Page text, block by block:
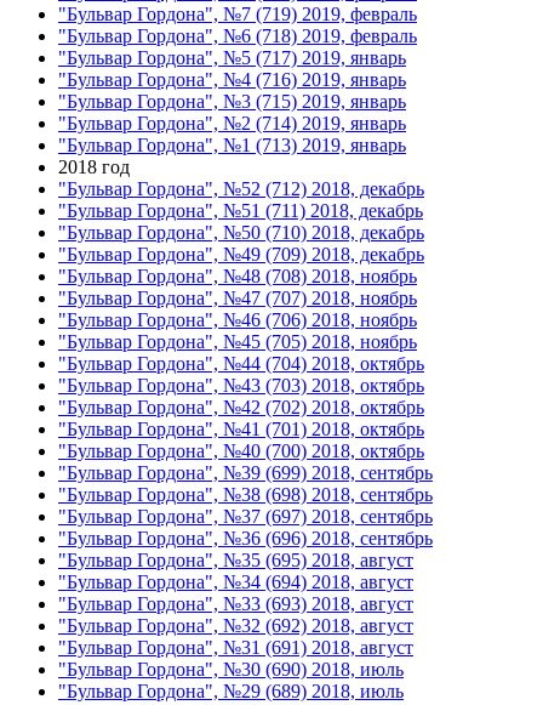
"Бульвар Гордона", №7 (719) 2019, февраль
"Бульвар Гордона", №6 (718) 2019, февраль
"Бульвар Гордона", №5 (717) 2019, январь
"Бульвар Гордона", №4 (716) 2019, январь
"Бульвар Гордона", №3 (715) 2019, январь
"Бульвар Гордона", №2 (714) 2019, январь
"Бульвар Гордона", №1 (713) 2019, январь
2018 год
"Бульвар Гордона", №52 (712) 2018, декабрь
"Бульвар Гордона", №51 (711) 2018, декабрь
"Бульвар Гордона", №50 (710) 2018, декабрь
"Бульвар Гордона", №49 (709) 2018, декабрь
"Бульвар Гордона", №48 (708) 2018, ноябрь
"Бульвар Гордона", №47 (707) 2018, ноябрь
"Бульвар Гордона", №46 (706) 2018, ноябрь
"Бульвар Гордона", №45 (705) 2018, ноябрь
"Бульвар Гордона", №44 (704) 2018, октябрь
"Бульвар Гордона", №43 (703) 2018, октябрь
"Бульвар Гордона", №42 (702) 2018, октябрь
"Бульвар Гордона", №41 (701) 2018, октябрь
"Бульвар Гордона", №40 (700) 2018, октябрь
"Бульвар Гордона", №39 (699) 2018, сентябрь
"Бульвар Гордона", №38 (698) 2018, сентябрь
"Бульвар Гордона", №37 (697) 2018, сентябрь
"Бульвар Гордона", №36 (696) 2018, сентябрь
"Бульвар Гордона", №35 (695) 2018, август
"Бульвар Гордона", №34 (694) 2018, август
"Бульвар Гордона", №33 (693) 2018, август
"Бульвар Гордона", №32 (692) 2018, август
"Бульвар Гордона", №31 (691) 2018, август
"Бульвар Гордона", №30 (690) 2018, июль
"Бульвар Гордона", №29 (689) 2018, июль